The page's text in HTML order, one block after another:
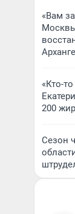
«Вам
«Кто-
200
Сезон